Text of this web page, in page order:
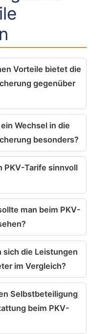
Vorteile bietet die
gegenüber
Wechsel in die
besonders?
PKV-Tarife sinnvoll
man beim PKV-
die Leistungen
im Vergleich?
Selbstbeteiligung
beim PKV-